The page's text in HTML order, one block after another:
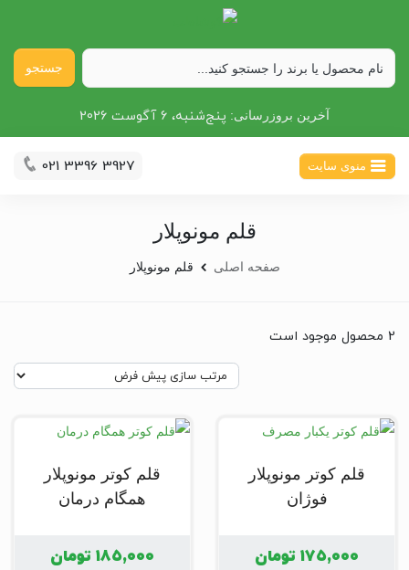
جستجو
آخرین بروزرسانی: پنج‌شنبه، 6 آگوست 2026
منوی سایت 021 3396 3927
قلم مونوپلار
صفحه اصلی قلم مونوپلار
2 محصول موجود است
قلم کوتر مونوپلار
فوژان
۱۷۵,۰۰۰ تومان
قلم کوتر مونوپلار
همگام درمان
۱۸۵,۰۰۰ تومان